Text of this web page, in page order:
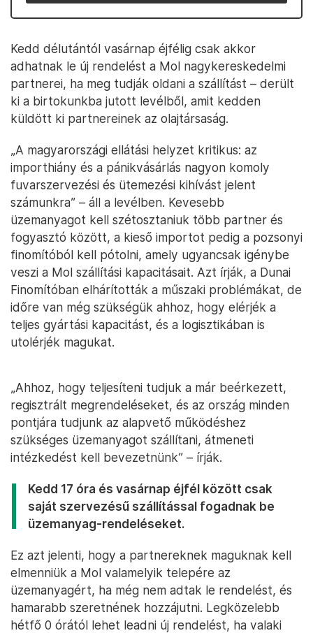
Kedd délutántól vasárnap éjfélig csak akkor
adhatnak le új rendelést a Mol nagykereskedelmi
partnerei, ha meg tudják oldani a szállítást – derült
ki a birtokunkba jutott levélből, amit kedden
küldött ki partnereinek az olajtársaság.
„A magyarországi ellátási helyzet kritikus: az
importhiány és a pánikvásárlás nagyon komoly
fuvarszervezési és ütemezési kihívást jelent
számunkra” – áll a levélben. Kevesebb
üzemanyagot kell szétosztaniuk több partner és
fogyasztó között, a kieső importot pedig a pozsonyi
finomítóból kell pótolni, amely ugyancsak igénybe
veszi a Mol szállítási kapacitásait. Azt írják, a Dunai
Finomítóban elhárították a műszaki problémákat, de
időre van még szükségük ahhoz, hogy elérjék a
teljes gyártási kapacitást, és a logisztikában is
utolérjék magukat.
„Ahhoz, hogy teljesíteni tudjuk a már beérkezett,
regisztrált megrendeléseket, és az ország minden
pontjára tudjunk az alapvető működéshez
szükséges üzemanyagot szállítani, átmeneti
intézkedést kell bevezetnünk” – írják.
Kedd 17 óra és vasárnap éjfél között csak
saját szervezésű szállítással fogadnak be
üzemanyag-rendeléseket.
Ez azt jelenti, hogy a partnereknek maguknak kell
elmenniük a Mol valamelyik telepére az
üzemanyagért, ha még nem adtak le rendelést, és
hamarabb szeretnének hozzájutni. Legközelebb
hétfő 0 órától lehet leadni új rendelést, ha valaki